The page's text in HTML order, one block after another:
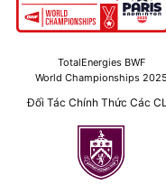
TotalEnergies BWF
World Championships 2025
Đối Tác Chính Thức Các